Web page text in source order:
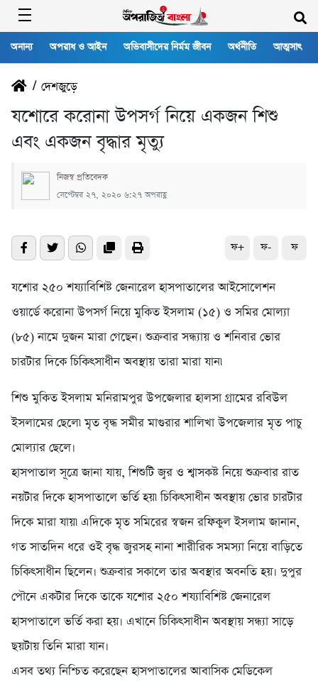
অনান্য অপরাধ ও আইন অভিবাসীদের নির্মম জীবন অর্থনীতি আত্মসাৎ
/ দেশজুড়ে
যশোরে করোনা উপসর্গ নিয়ে একজন শিশু
এবং একজন বৃদ্ধার মৃত্যু
নিজস্ব প্রতিবেদক
সেপ্টেম্বর ২৭, ২০২০ ৬:২৭ অপরাহ্ণ
ফ+ ফ- ফ
যশোর ২৫০ শয্যাবিশিষ্ট জেনারেল হাসপাতালের আইসোলেশন
ওয়ার্ডে করোনা উপসর্গ নিয়ে মুকিত ইসলাম (১৫) ও সমির মোল্যা
(৮৫) নামে দুজন মারা গেছেন। শুক্রবার সন্ধ্যায় ও শনিবার ভোর
চারটার দিকে চিকিৎসাধীন অবস্থায় তারা মারা যান৷
শিশু মুকিত ইসলাম মনিরামপুর উপজেলার হালসা গ্রামের রবিউল
ইসলামের ছেলে৷ মৃত বৃদ্ধ সমীর মাগুরার শালিখা উপজেলার মৃত পাচু
মোল্যার ছেলে।
হাসপাতাল সূত্রে জানা যায়, শিশুটি জ্বর ও শ্বাসকষ্ট নিয়ে শুক্রবার রাত
নয়টার দিকে হাসপাতালে ভর্তি হয়৷ চিকিৎসাধীন অবস্থায় ভোর চারটার
দিকে মারা যায়৷ এদিকে মৃত সমিরের স্বজন রফিকুল ইসলাম জানান,
গত সাতদিন ধরে ওই বৃদ্ধ জ্বরসহ নানা শারীরিক সমস্যা নিয়ে বাড়িতে
চিকিৎসাধীন ছিলেন। শুক্রবার সকালে তার অবস্থার অবনতি হয়। দুপুর
পৌনে একটার দিকে তাকে যশোর ২৫০ শয্যাবিশিষ্ট জেনারেল
হাসপাতালে ভর্তি করা হয়। এখানে চিকিৎসাধীন অবস্থায় সন্ধ্যা সাড়ে
ছয়টায় তিনি মারা যান।
এসব তথ্য নিশ্চিত করেছেন হাসপাতালের আবাসিক মেডিকেল